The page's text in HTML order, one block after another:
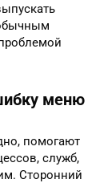
меню
помогают
служб,
Сторонний